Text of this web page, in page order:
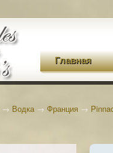
Главная
→ Водка→ Франция →